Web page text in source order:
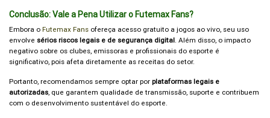
Conclusão: Vale a Pena Utilizar o Futemax Fans?
Embora o Futemax Fans ofereça acesso gratuito a jogos ao vivo, seu uso
envolve sérios riscos legais e de segurança digital. Além disso, o impacto
negativo sobre os clubes, emissoras e profissionais do esporte é
significativo, pois afeta diretamente as receitas do setor.
Portanto, recomendamos sempre optar por plataformas legais e
autorizadas, que garantem qualidade de transmissão, suporte e contribuem
com o desenvolvimento sustentável do esporte.